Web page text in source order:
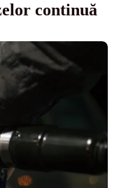
continuă